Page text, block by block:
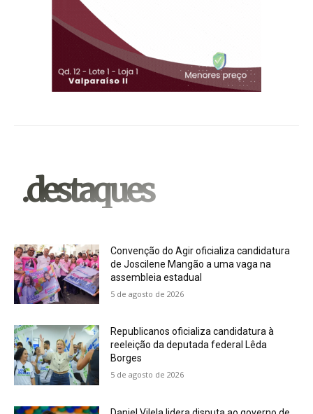
.destaques
Convenção do Agir oficializa candidatura
de Joscilene Mangão a uma vaga na
assembleia estadual
5 de agosto de 2026
Republicanos oficializa candidatura à
reeleição da deputada federal Lêda
Borges
5 de agosto de 2026